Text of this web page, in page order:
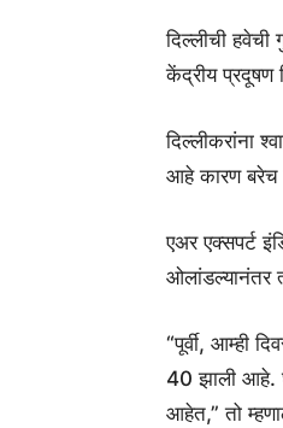
दिल्लीची
केंद्रीय प्रदूषण
दिल्लीकरांना
आहे कारण बरेच
एअर एक्सपर्ट
ओलांडल्यानंतर
“पूर्वी, आम्ही
40 झाली आहे.
आहेत,” तो